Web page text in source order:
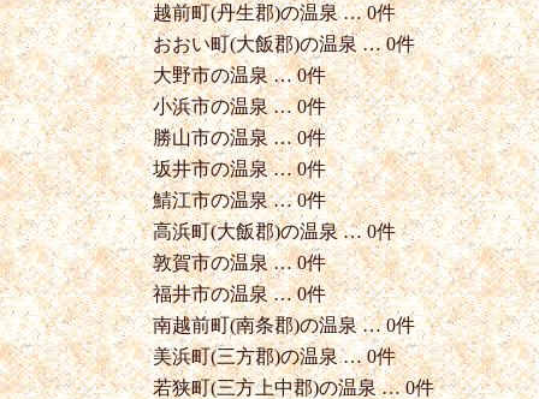
越前町(丹生郡)の温泉 … 0件
おおい町(大飯郡)の温泉 … 0件
大野市の温泉 … 0件
小浜市の温泉 … 0件
勝山市の温泉 … 0件
坂井市の温泉 … 0件
鯖江市の温泉 … 0件
高浜町(大飯郡)の温泉 … 0件
敦賀市の温泉 … 0件
福井市の温泉 … 0件
南越前町(南条郡)の温泉 … 0件
美浜町(三方郡)の温泉 … 0件
若狭町(三方上中郡)の温泉 … 0件